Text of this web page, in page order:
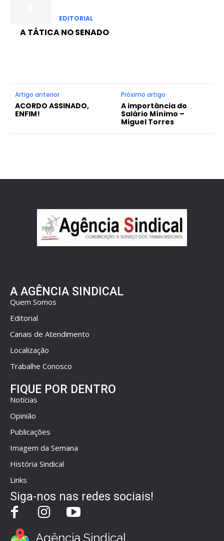
EDITORIAL
A TÁTICA NO SENADO
Artigo anterior
ACORDO ASSINADO,
ENFIM!
Próximo artigo
A importância do
Salário Mínimo –
Miguel Torres
A AGÊNCIA SINDICAL
Quem Somos
Editorial
Canais de Atendimento
Localização
Trabalhe Conosco
FIQUE POR DENTRO
Notícias
Opinião
Publicações
Imagem da Semana
História Sindical
Links
Siga-nos nas redes sociais!
Agência Sindical